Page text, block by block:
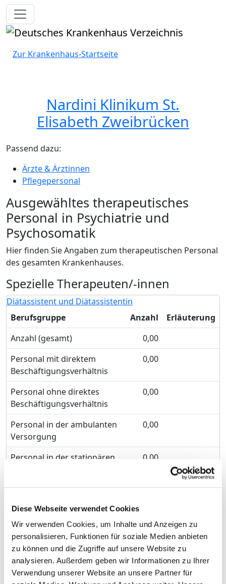
Diese Webseite verwendet Cookies
Wir verwenden Cookies, um Inhalte und Anzeigen zu
personalisieren, Funktionen für soziale Medien anbieten
zu können und die Zugriffe auf unsere Website zu
analysieren. Außerdem geben wir Informationen zu Ihrer
Verwendung unserer Website an unsere Partner für
Toggle navigation
Zur Krankenhaus-Startseite
Nardini Klinikum St.
Elisabeth Zweibrücken
Passend dazu:
Ärzte & Ärztinnen
Pflegepersonal
Ausgewähltes therapeutisches
Personal in Psychiatrie und
Psychosomatik
Hier finden Sie Angaben zum therapeutischen Personal
des gesamten Krankenhauses.
Spezielle Therapeuten/-innen
Diätassistent und Diätassistentin
Berufsgruppe
Anzahl
Erläuterung
Anzahl (gesamt)
0,00
Personal mit direktem
Beschäftigungsverhältnis
0,00
Personal ohne direktes
Beschäftigungsverhältnis
0,00
Personal in der ambulanten
Versorgung
0,00
Personal in der stationären
0,00
Medizinische Bademeisterin
Physiotherapeut und Physiotherapeutin
Diplom-Psychologe und Diplom-Psychologin
Personal mit Zusatzqualifikation im Wundmanagement
Personal mit Zusatzqualifikation nach Bobath oder
Vojta